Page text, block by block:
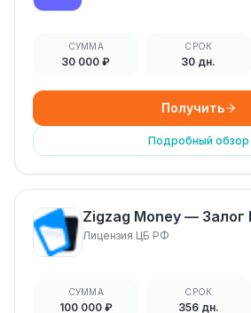
СУММА
30 000 ₽
СРОК
30 дн.
Получить
Подробный обзор
Zigzag Money — Залог
Лицензия ЦБ РФ
СУММА
100 000 ₽
СРОК
356 дн.